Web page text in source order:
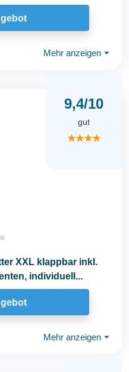
Mehr anzeigen ⏷
9,4/10
gut
★★★★
XXL klappbar inkl.
individuell...
Mehr anzeigen ⏷